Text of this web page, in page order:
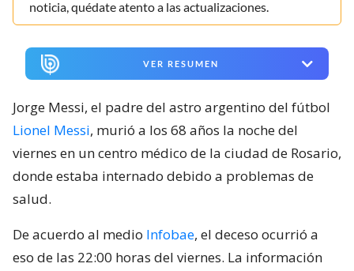
noticia, quédate atento a las actualizaciones.
VER RESUMEN
Jorge Messi, el padre del astro argentino del fútbol
Lionel Messi, murió a los 68 años la noche del
viernes en un centro médico de la ciudad de Rosario,
donde estaba internado debido a problemas de
salud.
De acuerdo al medio Infobae, el deceso ocurrió a
eso de las 22:00 horas del viernes. La información